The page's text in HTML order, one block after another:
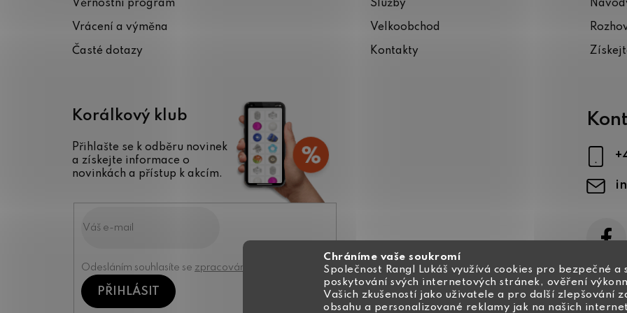
Chráníme vaše soukromí
Společnost Rangl Lukáš využívá cookies pro bezpečné a
poskytování svých internetových stránek, ověření
Vašich zkušeností jako uživatele a pro další zlepšování
obsahu a personalizované reklamy jak na našich
Věrnostní program
Vrácení a výměna
Časté dotazy
Služby
Velkoobchod
Kontakty
Korálkový klub
Přihlašte se k odběru novinek
a získejte informace o
novinkách a přístup k akcím.
Odesláním souhlasíte se zpracováním osobních údajů
PŘIHLÁSIT